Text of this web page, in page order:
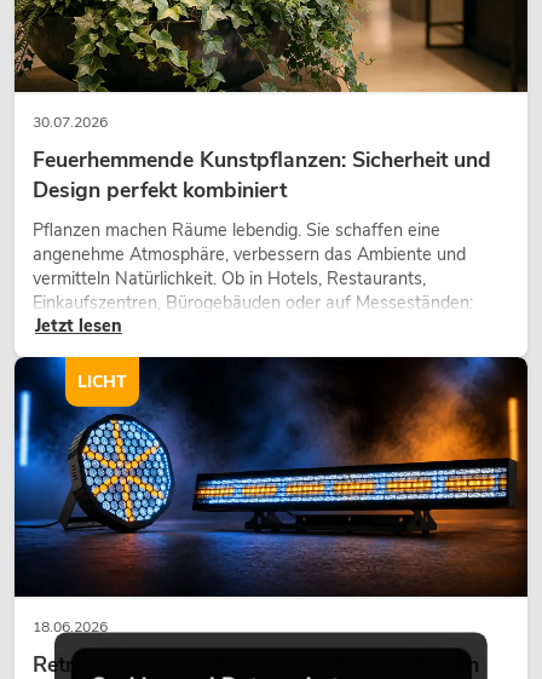
30.07.2026
Feuerhemmende Kunstpflanzen: Sicherheit und
Design perfekt kombiniert
Pflanzen machen Räume lebendig. Sie schaffen eine
angenehme Atmosphäre, verbessern das Ambiente und
vermitteln Natürlichkeit. Ob in Hotels, Restaurants,
Einkaufszentren, Bürogebäuden oder auf Messeständen:
eine hochwertige Begrünung gehört heute längst zum
Jetzt lesen
18.06.2026
Retro-Licht im modernen Lichtdesign: Warum
LICHT